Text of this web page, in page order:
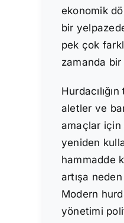
ekonomik
bir
pek çok
zamanda
aletler ve
amaçlar için
yeniden
hammadde
artışa
Modern
yönetimi